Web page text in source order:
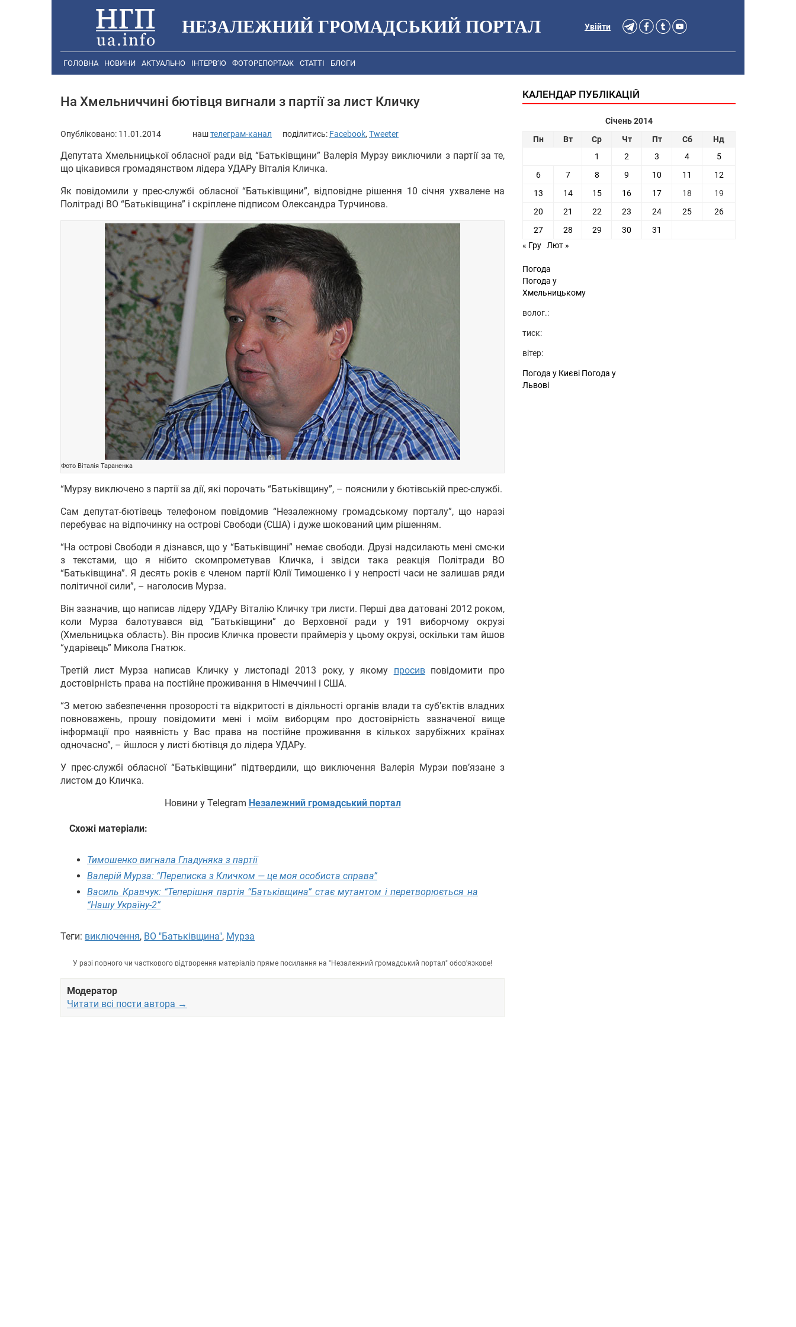
НЕЗАЛЕЖНИЙ ГРОМАДСЬКИЙ ПОРТАЛ Увійти
ГОЛОВНА НОВИНИ АКТУАЛЬНО ІНТЕРВ’Ю ФОТОРЕПОРТАЖ СТАТТІ БЛОГИ
На Хмельниччині бютівця вигнали з партії за лист Кличку
Опубліковано: 11.01.2014 наштелеграм-канал поділитись: Facebook, Tweeter
Депутата Хмельницької обласної ради від “Батьківщини” Валерія Мурзу виключили з партії за те,
що цікавився громадянством лідера УДАРу Віталія Кличка.
Як повідомили у прес-службі обласної “Батьківщини”, відповідне рішення 10 січня ухвалене на
Політраді ВО “Батьківщина” і скріплене підписом Олександра Турчинова.
Фото Віталія Тараненка
“Мурзу виключено з партії за дії, які порочать “Батьківщину”, – пояснили у бютівській прес-службі.
Сам депутат-бютівець телефоном повідомив “Незалежному громадському порталу”, що наразі
перебуває на відпочинку на острові Свободи (США) і дуже шокований цим рішенням.
“На острові Свободи я дізнався, що у “Батьківщині” немає свободи. Друзі надсилають мені смс-ки
з текстами, що я нібито скомпрометував Кличка, і звідси така реакція Політради ВО
“Батьківщина”. Я десять років є членом партії Юлії Тимошенко і у непрості часи не залишав ряди
політичної сили”, – наголосив Мурза.
Він зазначив, що написав лідеру УДАРу Віталію Кличку три листи. Перші два датовані 2012 роком,
коли Мурза балотувався від “Батьківщини” до Верховної ради у 191 виборчому окрузі
(Хмельницька область). Він просив Кличка провести праймеріз у цьому окрузі, оскільки там йшов
“ударівець” Микола Гнатюк.
Третій лист Мурза написав Кличку у листопаді 2013 року, у якому просивповідомити про
достовірність права на постійне проживання в Німеччині і США.
“З метою забезпечення прозорості та відкритості в діяльності органів влади та суб’єктів владних
повноважень, прошу повідомити мені і моїм виборцям про достовірність зазначеної вище
інформації про наявність у Вас права на постійне проживання в кількох зарубіжних країнах
одночасно”, – йшлося у листі бютівця до лідера УДАРу.
У прес-службі обласної “Батьківщини” підтвердили, що виключення Валерія Мурзи пов’язане з
листом до Кличка.
Новини у Telegram Незалежний громадський портал
Схожі матеріали:
Тимошенко вигнала Гладуняка з партії
Валерій Мурза: “Переписка з Кличком — це моя особиста справа”
Василь Кравчук: “Теперішня партія “Батьківщина” стає мутантом і перетворюється на
“Нашу Україну-2”
Теги: виключення, ВО "Батьківщина", Мурза
У разі повного чи часткового відтворення матеріалів пряме посилання на "Незалежний громадський портал" обов'язкове!
Модератор
Читати всі пости автора →
КАЛЕНДАР ПУБЛІКАЦІЙ
Січень 2014
Пн
Вт Ср Чт Пт Сб
Нд
1
2 3 4
5
6
7 8 9 10 11
12
13
14 15 16 17 18
19
20
21 22 23 24 25
26
27
28 29 30
31
« Гру Лют »
Погода
Погода у
Хмельницькому
волог.:
тиск:
вітер:
Погода у Києві Погода у
Львові